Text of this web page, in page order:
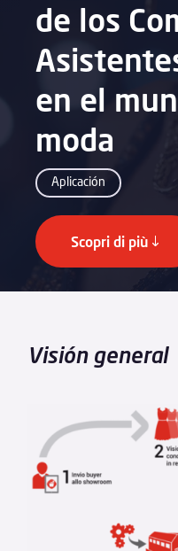
de los
en el
moda
Aplicación
Scopri di più
Visión general